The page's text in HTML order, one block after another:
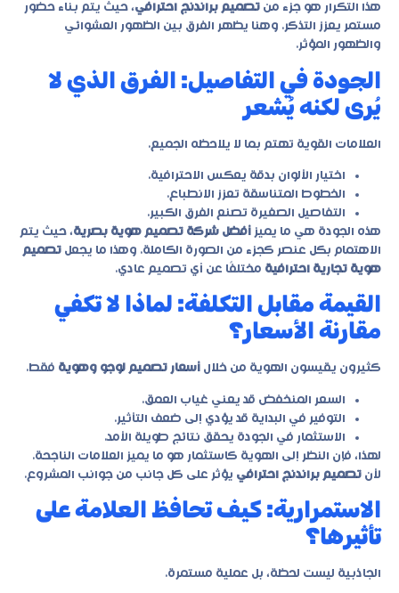
هذا التكرار هو جزء من تصميم براندنج احترافي، حيث يتم بناء حضور
مستمر يعزز التذكر. وهنا يظهر الفرق بين الظهور العشوائي
والظهور المؤثر.
الجودة في التفاصيل: الفرق الذي لا
يُرى لكنه يُشعر
العلامات القوية تهتم بما لا يلاحظه الجميع.
اختيار الألوان بدقة يعكس الاحترافية.
الخطوط المتناسقة تعزز الانطباع.
التفاصيل الصغيرة تصنع الفرق الكبير.
هذه الجودة هي ما يميز أفضل شركة تصميم هوية بصرية، حيث يتم
الاهتمام بكل عنصر كجزء من الصورة الكاملة. وهذا ما يجعل تصميم
هوية تجارية احترافية مختلفًا عن أي تصميم عادي.
القيمة مقابل التكلفة: لماذا لا تكفي
مقارنة الأسعار؟
كثيرون يقيسون الهوية من خلال أسعار تصميم لوجو وهوية فقط.
السعر المنخفض قد يعني غياب العمق.
التوفير في البداية قد يؤدي إلى ضعف التأثير.
الاستثمار في الجودة يحقق نتائج طويلة الأمد.
لهذا، فإن النظر إلى الهوية كاستثمار هو ما يميز العلامات الناجحة.
لأن تصميم براندنج احترافي يؤثر على كل جانب من جوانب المشروع.
الاستمرارية: كيف تحافظ العلامة على
تأثيرها؟
الجاذبية ليست لحظة، بل عملية مستمرة.